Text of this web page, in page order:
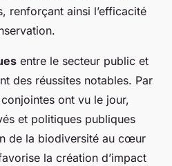
renforçant ainsi l’efficacité
entre le secteur public et
des réussites notables. Par
ont vu le jour,
et politiques publiques
de la biodiversité au cœur
la création d’impact